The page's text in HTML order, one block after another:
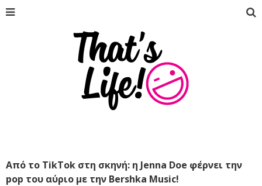
Από το TikTok στη σκηνή: η Jenna Doe φέρνει την
pop του αύριο με την Bershka Music!